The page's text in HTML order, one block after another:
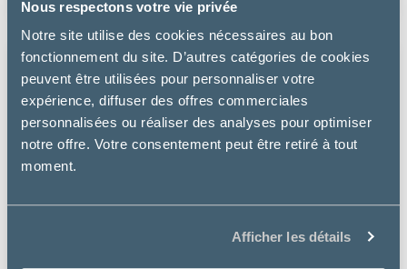
Nous respectons votre vie privée
Notre site utilise des cookies nécessaires au bon
fonctionnement du site. D’autres catégories de cookies
peuvent être utilisées pour personnaliser votre
expérience, diffuser des offres commerciales
personnalisées ou réaliser des analyses pour optimiser
notre offre. Votre consentement peut être retiré à tout
moment.
Afficher les détails